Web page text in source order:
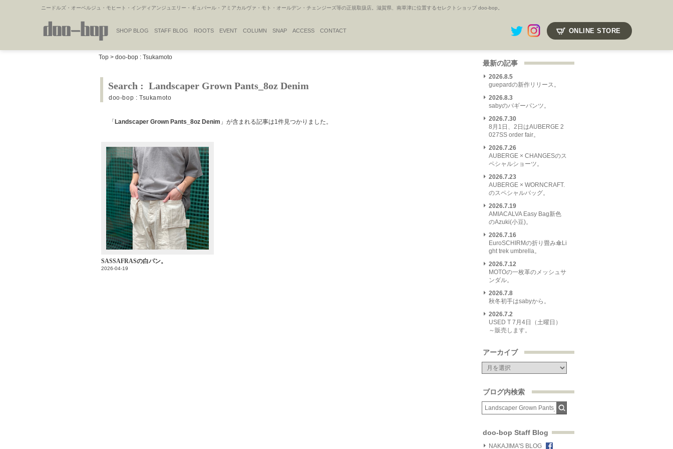
ニードルズ・オーベルジュ・モヒート・インディアンジュエリー・ギュパール・アミアカルヴァ・モト・オールデン・チェンジーズ等の正規取扱店。滋賀県、南草津に位置するセレクトショップ doo-bop。
SHOP BLOG STAFF BLOG ROOTS EVENT COLUMN SNAP ACCESS CONTACT ONLINE STORE
Top > doo-bop : Tsukamoto
Search : Landscaper Grown Pants_8oz Denim
doo-bop : Tsukamoto
「 Landscaper Grown Pants_8oz Denim 」が含まれる記事は1件見つかりました。
SASSAFRASの白パン。
2026-04-19
最新の記事
2026.8.5
guepardの新作リリース。
2026.8.3
sabyのバギーパンツ。
2026.7.30
8月1日、2日はAUBERGE 2
027SS order fair。
2026.7.26
AUBERGE × CHANGESのス
ペシャルショーツ。
2026.7.23
AUBERGE × WORNCRAFT.
のスペシャルバッグ。
2026.7.19
AMIACALVA Easy Bag新色
のAzuki(小豆)。
2026.7.16
EuroSCHIRMの折り畳み傘Li
ght trek umbrella。
2026.7.12
MOTOの一枚革のメッシュサ
ンダル。
2026.7.8
秋冬初手はsabyから。
2026.7.2
USED T 7月4日（土曜日）
～販売します。
アーカイブ
ブログ内検索
doo-bop Staff Blog
NAKAJIMA'S BLOG